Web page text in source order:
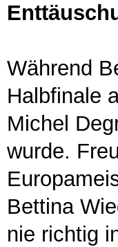
Während
Halbfinale
Michel
wurde.
Bettina
nie richtig